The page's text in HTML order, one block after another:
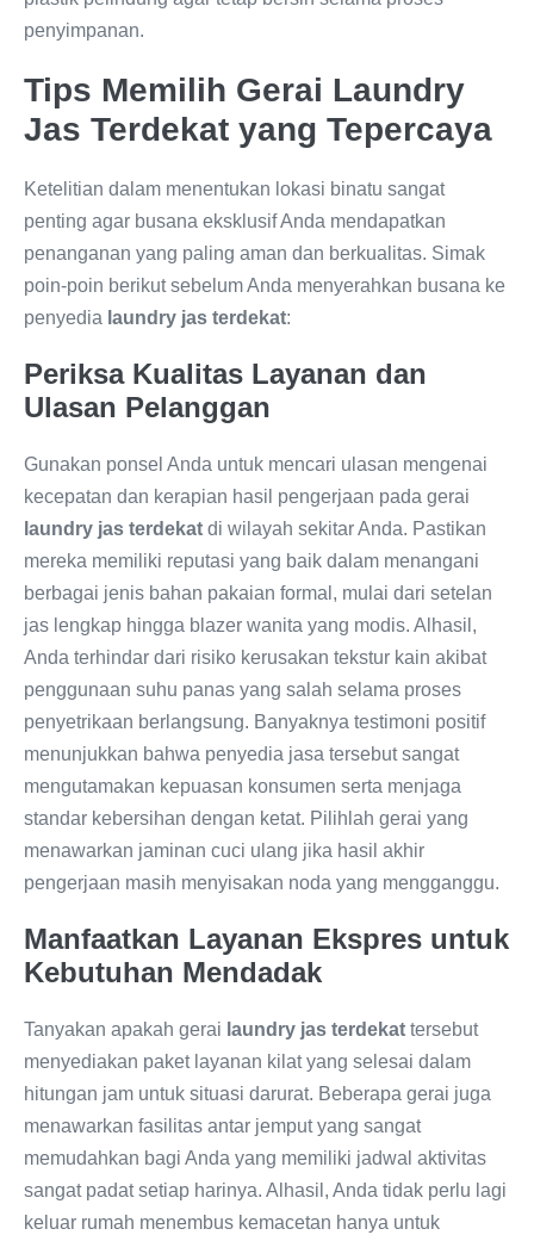
penyimpanan.
Tips Memilih Gerai Laundry
Jas Terdekat yang Tepercaya
Ketelitian dalam menentukan lokasi binatu sangat
penting agar busana eksklusif Anda mendapatkan
penanganan yang paling aman dan berkualitas. Simak
poin-poin berikut sebelum Anda menyerahkan busana ke
penyedia laundry jas terdekat:
Periksa Kualitas Layanan dan
Ulasan Pelanggan
Gunakan ponsel Anda untuk mencari ulasan mengenai
kecepatan dan kerapian hasil pengerjaan pada gerai
laundry jas terdekat di wilayah sekitar Anda. Pastikan
mereka memiliki reputasi yang baik dalam menangani
berbagai jenis bahan pakaian formal, mulai dari setelan
jas lengkap hingga blazer wanita yang modis. Alhasil,
Anda terhindar dari risiko kerusakan tekstur kain akibat
penggunaan suhu panas yang salah selama proses
penyetrikaan berlangsung. Banyaknya testimoni positif
menunjukkan bahwa penyedia jasa tersebut sangat
mengutamakan kepuasan konsumen serta menjaga
standar kebersihan dengan ketat. Pilihlah gerai yang
menawarkan jaminan cuci ulang jika hasil akhir
pengerjaan masih menyisakan noda yang mengganggu.
Manfaatkan Layanan Ekspres untuk
Kebutuhan Mendadak
Tanyakan apakah gerai laundry jas terdekat tersebut
menyediakan paket layanan kilat yang selesai dalam
hitungan jam untuk situasi darurat. Beberapa gerai juga
menawarkan fasilitas antar jemput yang sangat
memudahkan bagi Anda yang memiliki jadwal aktivitas
sangat padat setiap harinya. Alhasil, Anda tidak perlu lagi
keluar rumah menembus kemacetan hanya untuk